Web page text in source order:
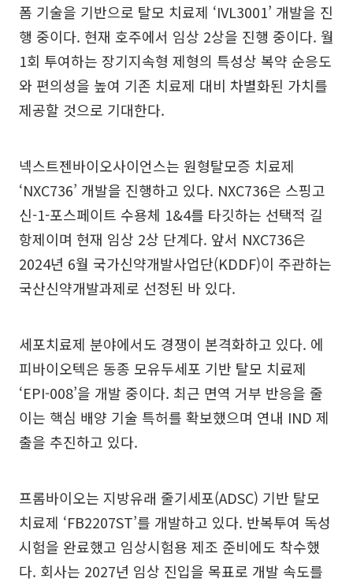
폼 기술을 기반으로 탈모 치료제 ‘IVL3001’ 개발을 진
행 중이다. 현재 호주에서 임상 2상을 진행 중이다. 월
1회 투여하는 장기지속형 제형의 특성상 복약 순응도
와 편의성을 높여 기존 치료제 대비 차별화된 가치를
제공할 것으로 기대한다.
넥스트젠바이오사이언스는 원형탈모증 치료제
‘NXC736’ 개발을 진행하고 있다. NXC736은 스핑고
신-1-포스페이트 수용체 1&4를 타깃하는 선택적 길
항제이며 현재 임상 2상 단계다. 앞서 NXC736은
2024년 6월 국가신약개발사업단(KDDF)이 주관하는
국산신약개발과제로 선정된 바 있다.
세포치료제 분야에서도 경쟁이 본격화하고 있다. 에
피바이오텍은 동종 모유두세포 기반 탈모 치료제
‘EPI-008’을 개발 중이다. 최근 면역 거부 반응을 줄
이는 핵심 배양 기술 특허를 확보했으며 연내 IND 제
출을 추진하고 있다.
프롬바이오는 지방유래 줄기세포(ADSC) 기반 탈모
치료제 ‘FB2207ST’를 개발하고 있다. 반복투여 독성
시험을 완료했고 임상시험용 제조 준비에도 착수했
다. 회사는 2027년 임상 진입을 목표로 개발 속도를